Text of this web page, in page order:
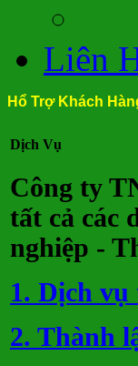
Liên
Hổ Trợ Khách
Dịch Vụ
Công ty
tất cả các
nghiệp -
1. Dịch vụ
2. Thành